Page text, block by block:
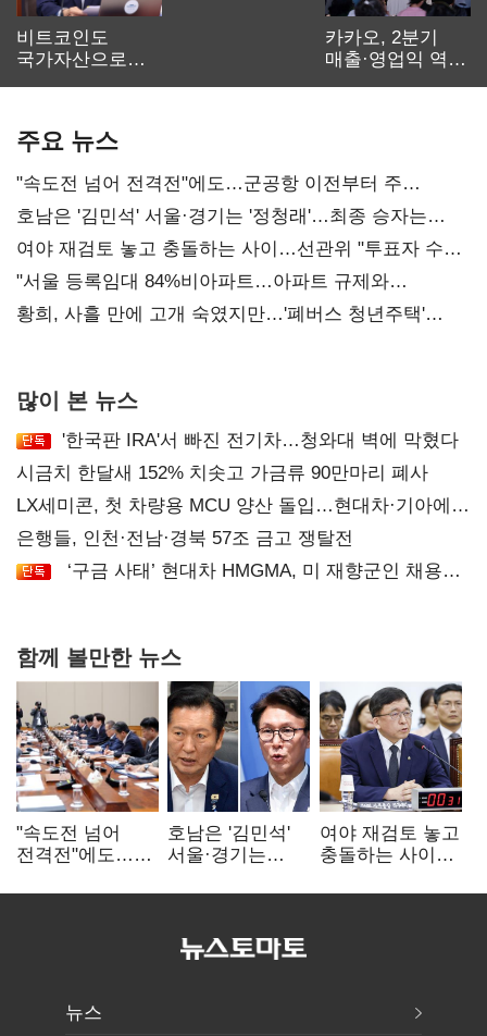
비트코인도
국가자산으로…'
카카오, 2분기
매출·영업익 역대
주요 뉴스
"속도전 넘어 전격전"에도…군공항 이전부터 주
52시간까지 '뇌관'
호남은 '김민석' 서울·경기는 '정청래'…최종 승자는
'안갯속'
여야 재검토 놓고 충돌하는 사이…선관위 "투표자 수
오차 당연"
"서울 등록임대 84%비아파트…아파트 규제와
달리해야"
황희, 사흘 만에 고개 숙였지만…'폐버스 청년주택'
많이 본 뉴스
'한국판 IRA'서 빠진 전기차…청와대 벽에 막혔다
시금치 한달새 152% 치솟고 가금류 90만마리 폐사
LX세미콘, 첫 차량용 MCU 양산 돌입…현대차·기아에
공급
은행들, 인천·전남·경북 57조 금고 쟁탈전
‘구금 사태’ 현대차 HMGMA, 미 재향군인 채용
함께 볼만한 뉴스
"속도전 넘어
전격전"에도…
주 52시간까지
호남은 '김민석'
서울·경기는
승자는 '안갯속'
여야 재검토 놓고
충돌하는 사이…
수 오차 당연"
뉴스